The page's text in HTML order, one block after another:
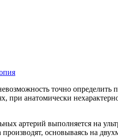
точно
при анатомически
артерий выполняется на
производят, основываясь на